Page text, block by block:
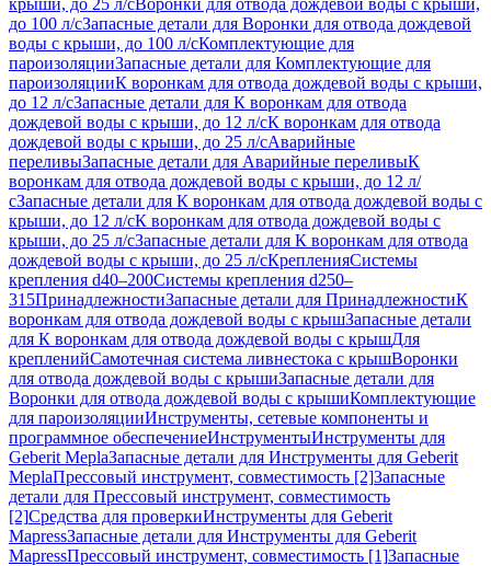
крыши, до 25 л/сВоронки для отвода дождевой воды с крыши,
до 100 л/сЗапасные детали для Воронки для отвода дождевой
воды с крыши, до 100 л/сКомплектующие для
пароизоляцииЗапасные детали для Комплектующие для
пароизоляцииК воронкам для отвода дождевой воды с крыши,
до 12 л/сЗапасные детали для К воронкам для отвода
дождевой воды с крыши, до 12 л/сК воронкам для отвода
дождевой воды с крыши, до 25 л/сАварийные
переливыЗапасные детали для Аварийные переливыК
воронкам для отвода дождевой воды с крыши, до 12 л/
сЗапасные детали для К воронкам для отвода дождевой воды с
крыши, до 12 л/сК воронкам для отвода дождевой воды с
крыши, до 25 л/сЗапасные детали для К воронкам для отвода
дождевой воды с крыши, до 25 л/сКрепленияСистемы
крепления d40–200Системы крепления d250–
315ПринадлежностиЗапасные детали для ПринадлежностиК
воронкам для отвода дождевой воды с крышЗапасные детали
для К воронкам для отвода дождевой воды с крышДля
крепленийСамотечная система ливнестока с крышВоронки
для отвода дождевой воды с крышиЗапасные детали для
Воронки для отвода дождевой воды с крышиКомплектующие
для пароизоляцииИнструменты, сетевые компоненты и
программное обеспечениеИнструментыИнструменты для
Geberit MeplaЗапасные детали для Инструменты для Geberit
MeplaПрессовый инструмент, совместимость [2]Запасные
детали для Прессовый инструмент, совместимость
[2]Средства для проверкиИнструменты для Geberit
MapressЗапасные детали для Инструменты для Geberit
MapressПрессовый инструмент, совместимость [1]Запасные